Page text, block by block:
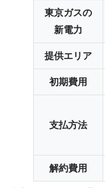
東京ガスの
新電力
提供エリア
初期費用
支払方法
解約費用